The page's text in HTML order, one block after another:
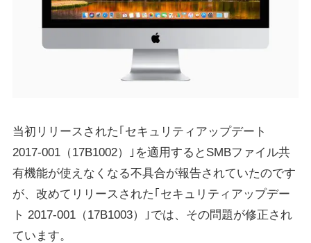
当初リリースされた｢セキュリティアップデート
2017-001（17B1002）｣を適用するとSMBファイル共
有機能が使えなくなる不具合が報告されていたのです
が、改めてリリースされた｢セキュリティアップデー
ト 2017-001（17B1003）｣では、その問題が修正され
ています。